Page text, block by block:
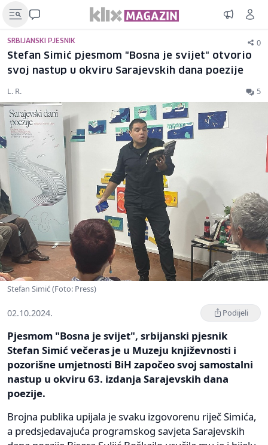
SRBIJANSKI PJESNIK 0
Stefan Simić pjesmom "Bosna je svijet" otvorio
svoj nastup u okviru Sarajevskih dana poezije
L. R. 5
Stefan Simić (Foto: Press)
02.10.2024. Podijeli
Pjesmom "Bosna je svijet", srbijanski pjesnik
Stefan Simić večeras je u Muzeju književnosti i
pozorišne umjetnosti BiH započeo svoj samostalni
nastup u okviru 63. izdanja Sarajevskih dana
poezije.
Brojna publika upijala je svaku izgovorenu riječ Simića,
a predsjedavajuća programskog savjeta Sarajevskih